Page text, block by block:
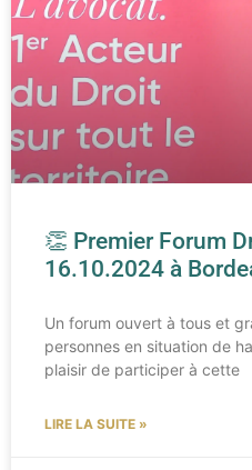
👏 Premier Forum
16.10.2024 à
Un forum ouvert à tous et
personnes en situation de
plaisir de participer à cette
LIRE LA SUITE »